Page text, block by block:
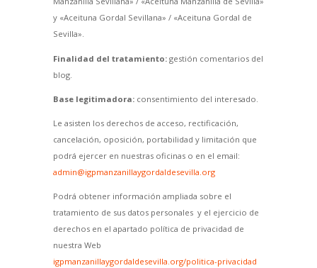
y «Aceituna Gordal Sevillana» / «Aceituna Gordal de
Sevilla».
Finalidad del tratamiento:gestión comentarios del
blog.
Base legitimadora:consentimiento del interesado.
Le asisten los derechos de acceso, rectificación,
cancelación, oposición, portabilidad y limitación que
podrá ejercer en nuestras oficinas o en el email:
admin@igpmanzanillaygordaldesevilla.org
Podrá obtener información ampliada sobre el
tratamiento de sus datos personales y el ejercicio de
derechos en el apartado política de privacidad de
nuestra Web
igpmanzanillaygordaldesevilla.org/politica-privacidad